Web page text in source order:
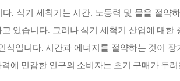
. 식기 세척기는 시간, 노동력 및 물을 절약
있습니다. 그러나 식기 세척기 산업에 대한
식입니다. 시간과 에너지를 절약하는 것이 장
에 민감한 인구의 소비자는 초기 구매가 두